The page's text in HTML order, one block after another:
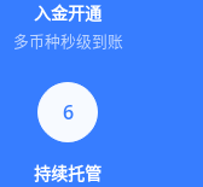
入金开通
多币种秒级到账
6
持续托管